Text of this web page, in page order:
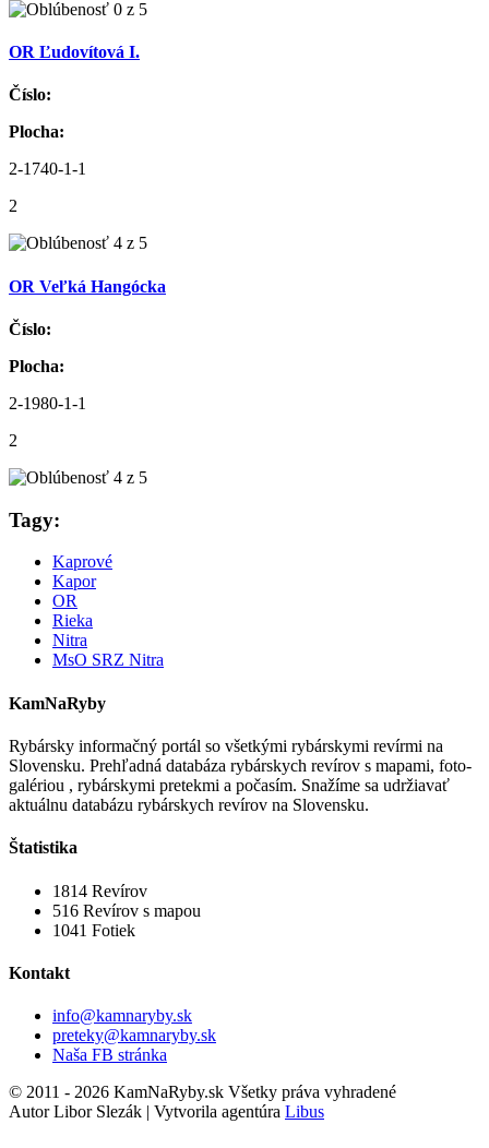
OR Ľudovítová I.
Číslo:
Plocha:
2-1740-1-1
2
OR Veľká Hangócka
Číslo:
Plocha:
2-1980-1-1
2
Tagy:
Kaprové
Kapor
OR
Rieka
Nitra
MsO SRZ Nitra
KamNaRyby
Rybársky informačný portál so všetkými rybárskymi revírmi na
Slovensku. Prehľadná databáza rybárskych revírov s mapami, foto-
galériou , rybárskymi pretekmi a počasím. Snažíme sa udržiavať
aktuálnu databázu rybárskych revírov na Slovensku.
Štatistika
1814 Revírov
516 Revírov s mapou
1041 Fotiek
Kontakt
info@kamnaryby.sk
preteky@kamnaryby.sk
Naša FB stránka
© 2011 - 2026 KamNaRyby.sk Všetky práva vyhradené
Autor Libor Slezák | Vytvorila agentúra Libus